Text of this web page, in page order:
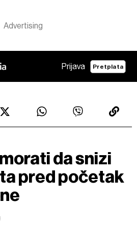
Prijava Pretplata
da snizi
pred početak